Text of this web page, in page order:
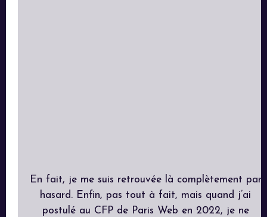
En fait, je me suis retrouvée là complètement par
hasard. Enfin, pas tout à fait, mais quand j’ai
postulé au CFP de Paris Web en 2022, je ne